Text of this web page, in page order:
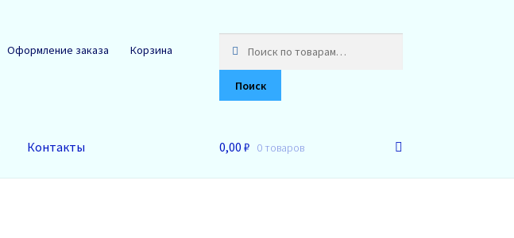
Оформление заказа Корзина
Поиск
Контакты 0,00 ₽ 0 товаров